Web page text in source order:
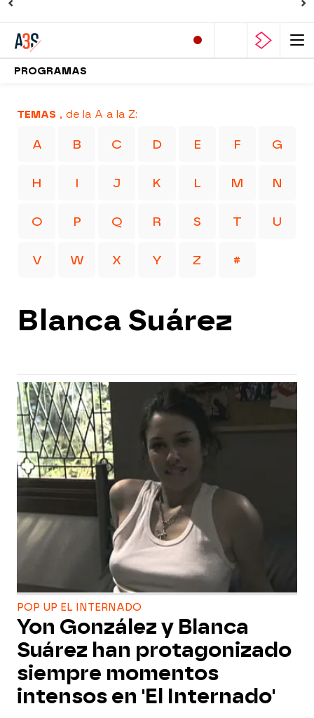
PROGRAMAS
TEMAS , de la A a la Z:
A B C D E F G
H I J K L M N
O P Q R S T U
V W X Y Z #
Blanca Suárez
POP UP EL INTERNADO
Yon González y Blanca
Suárez han protagonizado
siempre momentos
intensos en 'El Internado'